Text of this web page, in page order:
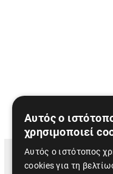
Αυτός ο
χρησιμοποιεί
Αυτός ο ιστότοπος
cookies για τη